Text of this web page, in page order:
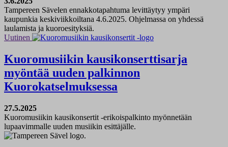
Tampereen Sävelen ennakkotapahtuma levittäytyy ympäri
kaupunkia keskiviikkoiltana 4.6.2025. Ohjelmassa on yhdessä
laulamista ja kuoroesityksiä.
Uutinen
Kuoromusiikin kausikonserttisarja
myöntää uuden palkinnon
Kuorokatselmuksessa
27.5.2025
Kuoromusiikin kausikonsertit -erikoispalkinto myönnetään
lupaavimmalle uuden musiikin esittäjälle.